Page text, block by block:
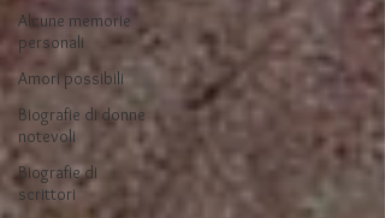
Alcune memorie
personali
Amori possibili
Biografie di donne
notevoli
Biografie di
scrittori